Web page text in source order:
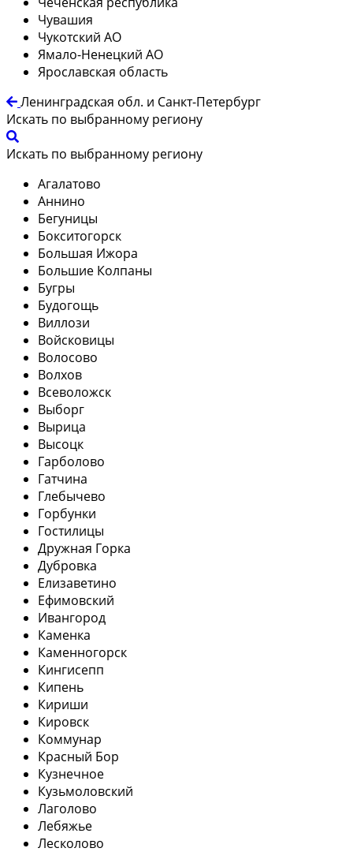
Чувашия
Чукотский АО
Ямало-Ненецкий АО
Ярославская область
Ленинградская обл. и Санкт-Петербург
Искать по выбранному региону
Искать по выбранному региону
Агалатово
Аннино
Бегуницы
Бокситогорск
Большая Ижора
Большие Колпаны
Бугры
Будогощь
Виллози
Войсковицы
Волосово
Волхов
Всеволожск
Выборг
Вырица
Высоцк
Гарболово
Гатчина
Глебычево
Горбунки
Гостилицы
Дружная Горка
Дубровка
Елизаветино
Ефимовский
Ивангород
Каменка
Каменногорск
Кингисепп
Кипень
Кириши
Кировск
Коммунар
Красный Бор
Кузнечное
Кузьмоловский
Лаголово
Лебяжье
Лесколово